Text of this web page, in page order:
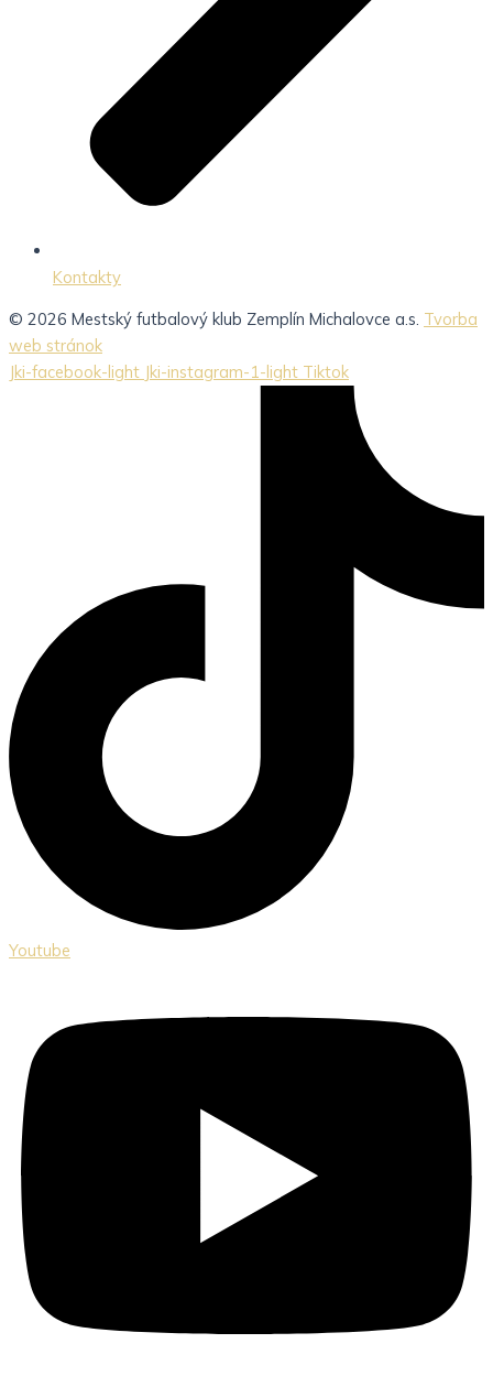
Kontakty
© 2026 Mestský futbalový klub Zemplín Michalovce a.s. Tvorba
web stránok
Jki-facebook-light Jki-instagram-1-light Tiktok
Youtube